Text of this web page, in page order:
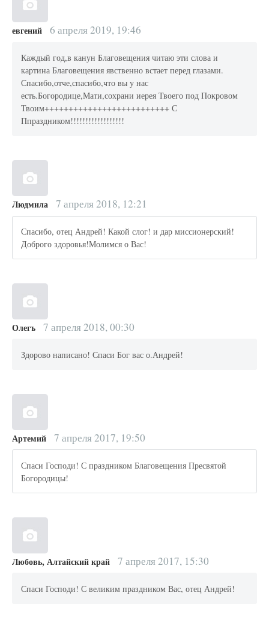
евгений 6 апреля 2019, 19:46
Каждый год,в канун Благовещения читаю эти слова и
картина Благовещения явственно встает перед глазами.
Спасибо,отче,спасибо,что вы у нас
есть.Богородице,Мати,сохрани иерея Твоего под Покровом
Твоим++++++++++++++++++++++++++ С
Ппраздником!!!!!!!!!!!!!!!!!!
Людмила 7 апреля 2018, 12:21
Спасибо, отец Андрей! Какой слог! и дар миссионерский!
Доброго здоровья!Молимся о Вас!
Олегъ 7 апреля 2018, 00:30
Здорово написано! Спаси Бог вас о.Андрей!
Артемий 7 апреля 2017, 19:50
Спаси Господи! С праздником Благовещения Пресвятой
Богородицы!
Любовь, Алтайский край 7 апреля 2017, 15:30
Спаси Господи! С великим праздником Вас, отец Андрей!